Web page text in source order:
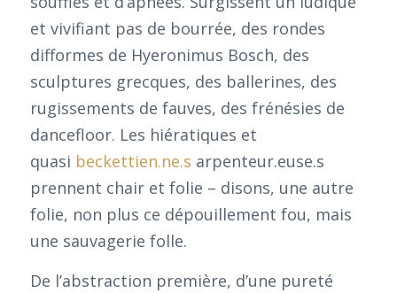
et vivifiant pas de bourrée, des rondes
difformes de Hyeronimus Bosch, des
sculptures grecques, des ballerines, des
rugissements de fauves, des frénésies de
dancefloor. Les hiératiques et
quasi beckettien.ne.s arpenteur.euse.s
prennent chair et folie – disons, une autre
folie, non plus ce dépouillement fou, mais
une sauvagerie folle.
De l’abstraction première, d’une pureté